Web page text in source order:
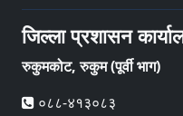
जिल्ला प्रशासन
रुकुमकोट, रुकुम (पूर्वी भाग)
०८८-४१३०८३